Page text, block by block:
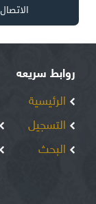
روابط سريعه
الرئيسية
التسجيل
البحث